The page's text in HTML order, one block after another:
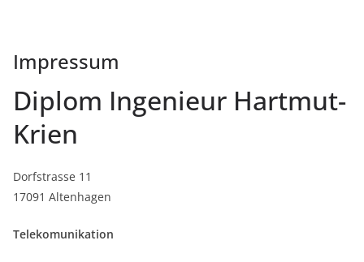
Impressum
Diplom Ingenieur Hartmut-
Krien
Dorfstrasse 11
17091 Altenhagen
Telekomunikation